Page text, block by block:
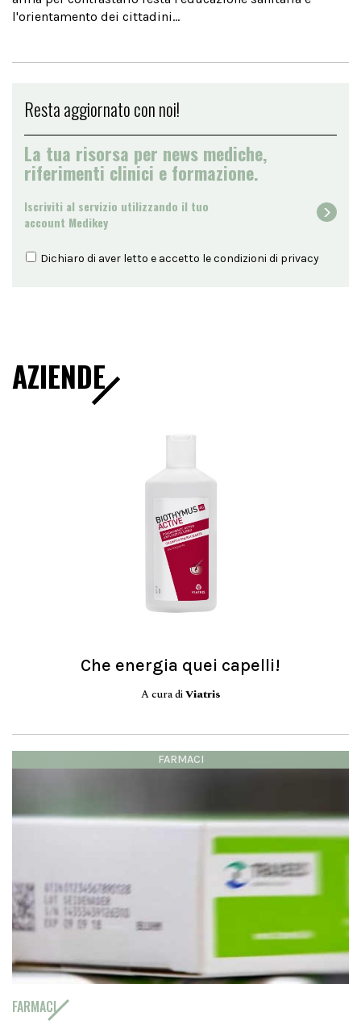
l'orientamento dei cittadini...
Resta aggiornato con noi!
La tua risorsa per news mediche,
riferimenti clinici e formazione.
Iscriviti al servizio utilizzando il tuo
account Medikey
Dichiaro di aver letto e accetto le condizioni di privacy
AZIENDE
Che energia quei capelli!
A cura diViatris
FARMACI
FARMACI